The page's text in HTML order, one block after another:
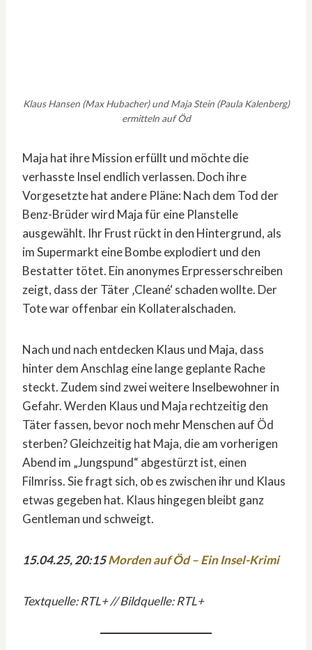
Klaus Hansen (Max Hubacher) und Maja Stein (Paula Kalenberg)
ermitteln auf Öd
Maja hat ihre Mission erfüllt und möchte die
verhasste Insel endlich verlassen. Doch ihre
Vorgesetzte hat andere Pläne: Nach dem Tod der
Benz-Brüder wird Maja für eine Planstelle
ausgewählt. Ihr Frust rückt in den Hintergrund, als
im Supermarkt eine Bombe explodiert und den
Bestatter tötet. Ein anonymes Erpresserschreiben
zeigt, dass der Täter ‚Cleané‘ schaden wollte. Der
Tote war offenbar ein Kollateralschaden.
Nach und nach entdecken Klaus und Maja, dass
hinter dem Anschlag eine lange geplante Rache
steckt. Zudem sind zwei weitere Inselbewohner in
Gefahr. Werden Klaus und Maja rechtzeitig den
Täter fassen, bevor noch mehr Menschen auf Öd
sterben? Gleichzeitig hat Maja, die am vorherigen
Abend im „Jungspund“ abgestürzt ist, einen
Filmriss. Sie fragt sich, ob es zwischen ihr und Klaus
etwas gegeben hat. Klaus hingegen bleibt ganz
Gentleman und schweigt.
15.04.25, 20:15Morden auf Öd – Ein Insel-Krimi
Textquelle: RTL+ // Bildquelle: RTL+